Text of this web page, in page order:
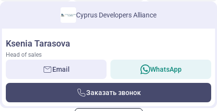
Cyprus Developers Alliance
Ksenia Tarasova
Head of sales
Email WhatsApp
Заказать звонок